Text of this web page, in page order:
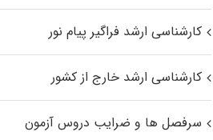
کارشناسی ارشد فراگیر پیام نور
کارشناسی ارشد خارج از کشور
سرفصل ها و ضرایب دروس آزمون